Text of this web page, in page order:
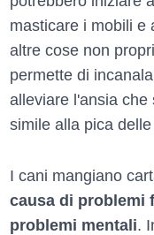
masticare i mobili e
altre cose non
permette di
alleviare l'ansia
simile alla pica
I cani mangiano
causa di problemi
problemi mentali.